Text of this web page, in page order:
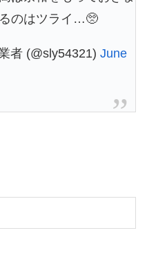
のはツライ…🥺
者 (@sly54321) June